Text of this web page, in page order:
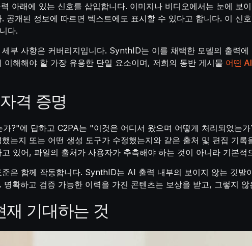
아래에 있는 신호를 삽입합니다. 이미지나 비디오에서는 눈에 보
공개된 정보에 따르면 텍스트에도 표시할 수 있다고 합니다. 이 신
다.
부 사항은 커버리지입니다. SynthID는 이를 채택한 모델의 출력
이해해야 할 가장 유용한 단일 요소이며, 저희의 동반 게시물 어떤
격 증명
?"에 답하고 C2PA는 "이것은 어디서 왔으며 어떻게 처리되었는
는지 또는 어떤 생성 도구가 수정했는지와 같은 출처 및 편집 기
있어, 파일의 출처가 사용자가 추측해야 하는 것이 아니라 기본적
은 함께 작동합니다. SynthID는 AI 출력 내부의 보이지 않는 깃
명확하고 검증 가능한 이력을 가진 콘텐츠는 보상을 받고, 그렇지
재 기대하는 것